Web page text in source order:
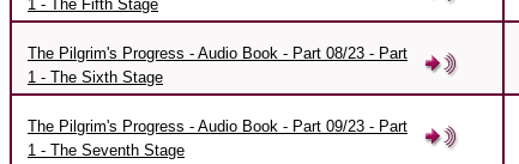
1 - The Fifth Stage
The Pilgrim's Progress - Audio Book - Part 08/23 - Part
1 - The Sixth Stage
The Pilgrim's Progress - Audio Book - Part 09/23 - Part
1 - The Seventh Stage